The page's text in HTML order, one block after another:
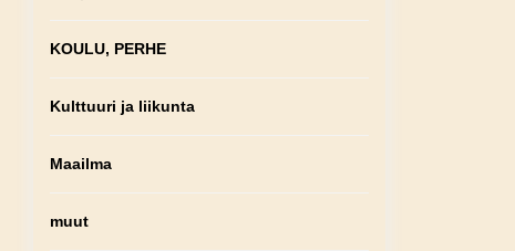
KOULU, PERHE
Kulttuuri ja liikunta
Maailma
muut